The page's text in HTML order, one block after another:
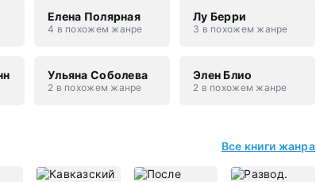
Елена Полярная
4 в похожем жанре
Лу Берри
3 в похожем жанре
Ульяна Соболева
2 в похожем жанре
Элен Блио
2 в похожем жанре
Все книги жанра